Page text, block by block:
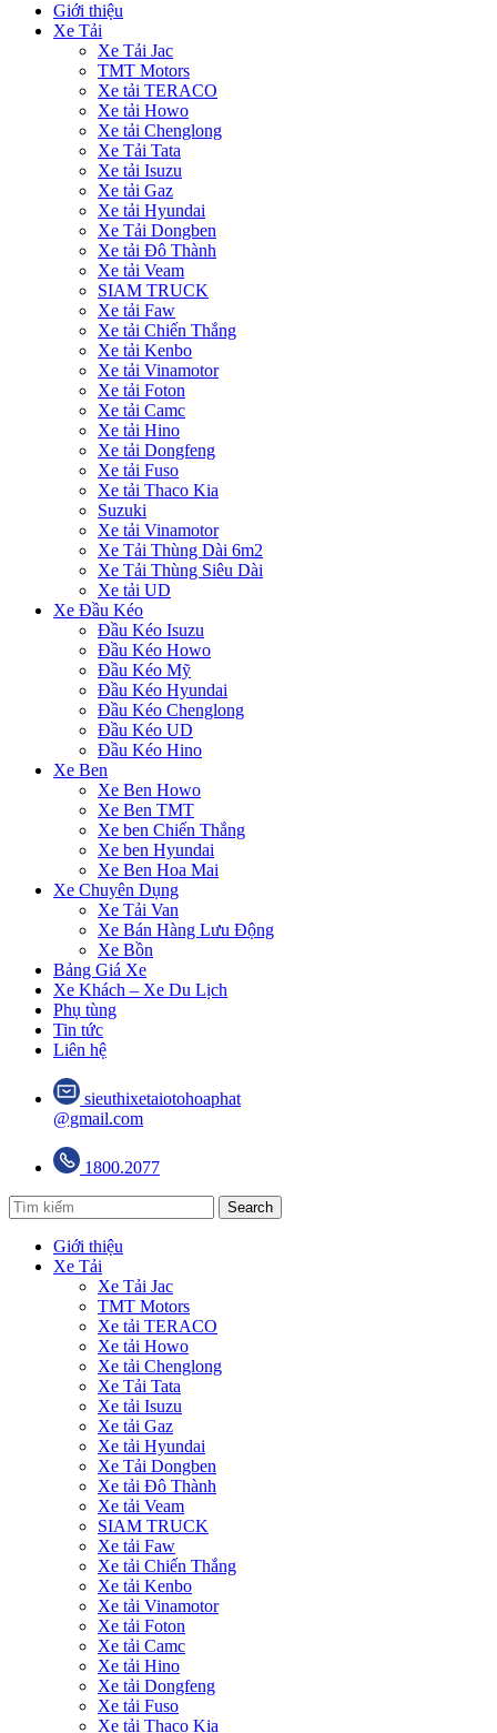
Giới thiệu
Xe Tải
Xe Tải Jac
TMT Motors
Xe tải TERACO
Xe tải Howo
Xe tải Chenglong
Xe Tải Tata
Xe tải Isuzu
Xe tải Gaz
Xe tải Hyundai
Xe Tải Dongben
Xe tải Đô Thành
Xe tải Veam
SIAM TRUCK
Xe tải Faw
Xe tải Chiến Thắng
Xe tải Kenbo
Xe tải Vinamotor
Xe tải Foton
Xe tải Camc
Xe tải Hino
Xe tải Dongfeng
Xe tải Fuso
Xe tải Thaco Kia
Suzuki
Xe tải Vinamotor
Xe Tải Thùng Dài 6m2
Xe Tải Thùng Siêu Dài
Xe tải UD
Xe Đầu Kéo
Đầu Kéo Isuzu
Đầu Kéo Howo
Đầu Kéo Mỹ
Đầu Kéo Hyundai
Đầu Kéo Chenglong
Đầu Kéo UD
Đầu Kéo Hino
Xe Ben
Xe Ben Howo
Xe Ben TMT
Xe ben Chiến Thắng
Xe ben Hyundai
Xe Ben Hoa Mai
Xe Chuyên Dụng
Xe Tải Van
Xe Bán Hàng Lưu Động
Xe Bồn
Bảng Giá Xe
Xe Khách – Xe Du Lịch
Phụ tùng
Tin tức
Liên hệ
sieuthixetaiotohoaphat
@gmail.com
1800.2077
Search
Giới thiệu
Xe Tải
Xe Tải Jac
TMT Motors
Xe tải TERACO
Xe tải Howo
Xe tải Chenglong
Xe Tải Tata
Xe tải Isuzu
Xe tải Gaz
Xe tải Hyundai
Xe Tải Dongben
Xe tải Đô Thành
Xe tải Veam
SIAM TRUCK
Xe tải Faw
Xe tải Chiến Thắng
Xe tải Kenbo
Xe tải Vinamotor
Xe tải Foton
Xe tải Camc
Xe tải Hino
Xe tải Dongfeng
Xe tải Fuso
Xe tải Thaco Kia